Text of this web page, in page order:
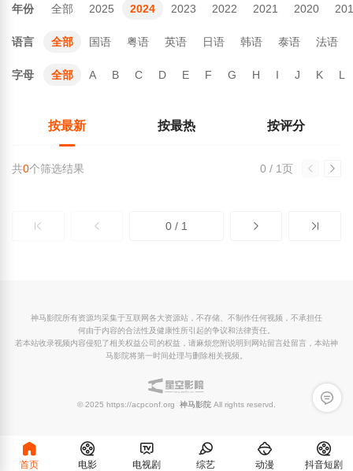
年份 全部 2025 2024 2023 2022 2021 2020
语言 全部 国语 粤语 英语 日语 韩语 泰语 法语
字母 全部 A B C D E F G H I J K L
按最新 按最热 按评分
0 / 1页
共0个筛选结果
0 / 1
留言反
神马影院所有资源均采集于互联网各大资源站，不存储、不制作任何视频，不承担任
何由于内容的合法性及健康性所引起的争议和法律责任。
若本站收录视频内容侵犯了相关权益公司的权益，请麻烦您附说明到网站留言处留言，本站神
马影院将第一时间处理与删除相关视频。
© 2025 https://acpconf.org 神马影院 All rights reservd.
首页 电影 电视剧 综艺 动漫 抖音短剧